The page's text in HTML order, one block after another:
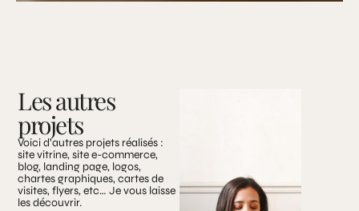
Les autres
projets
Voici d’autres projets réalisés :
site vitrine, site e-commerce,
blog, landing page, logos,
chartes graphiques, cartes de
visites, flyers, etc… Je vous laisse
les découvrir.